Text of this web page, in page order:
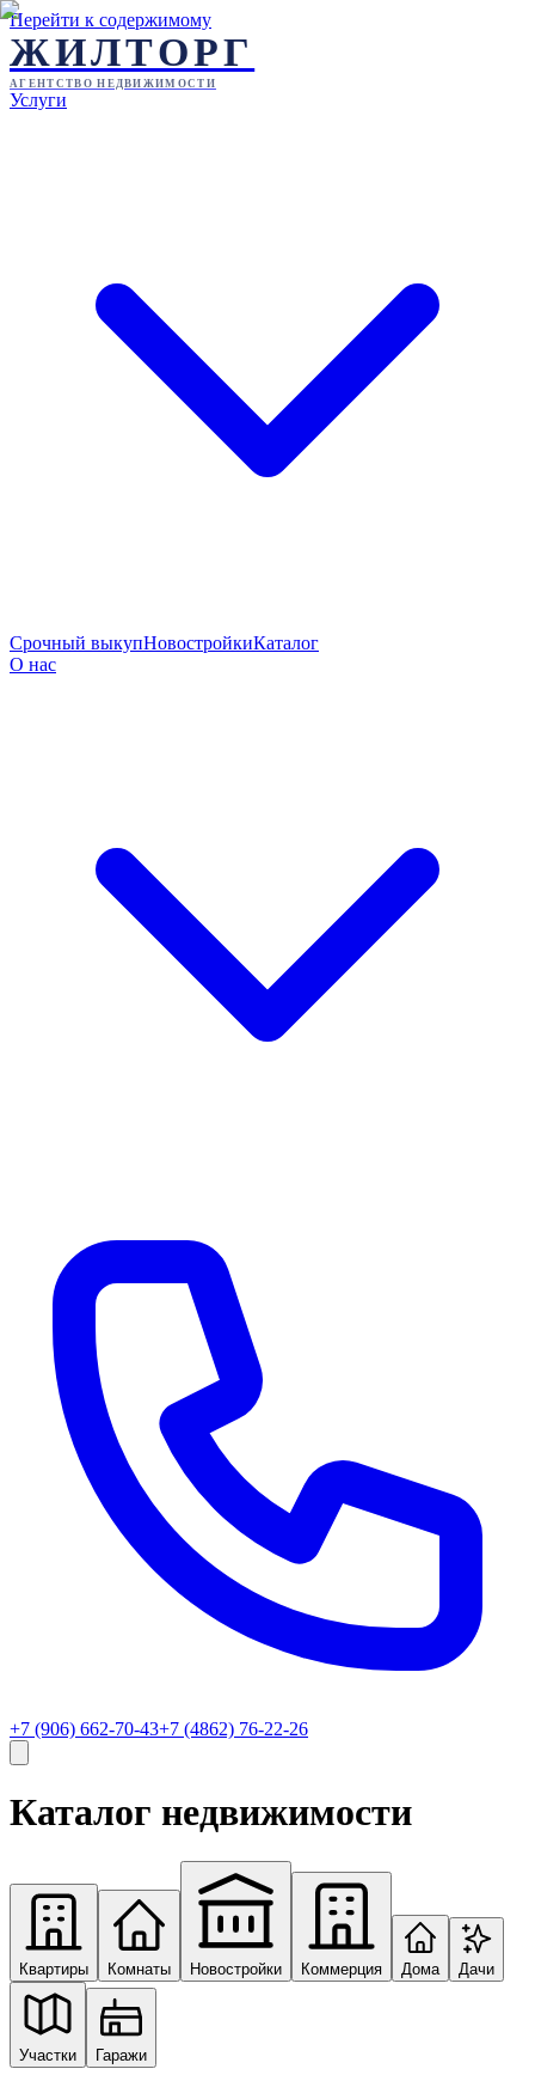
Перейти к содержимому
ЖИЛТОРГ
АГЕНТСТВО НЕДВИЖИМОСТИ
Услуги
Срочный выкупНовостройкиКаталог
О нас
+7 (906) 662-70-43+7 (4862) 76-22-26
Каталог недвижимости
Квартиры Комнаты Новостройки Коммерция Дома Дачи
Участки Гаражи